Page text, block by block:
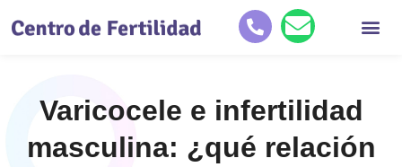
Varicocele e infertilidad
masculina: ¿qué relación